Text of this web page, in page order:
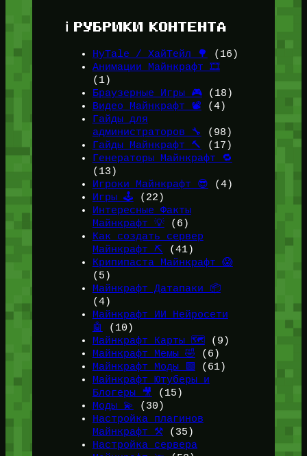
ℹ️ РУБРИКИ КОНТЕНТА
HyTale / ХайТейл 🌳
(16)
Анимации Майнкрафт 🎞️
(1)
Браузерные Игры 🎮(18)
Видео Майнкрафт 📽️ (4)
Гайды для
администраторов 🔧
(98)
Гайды Майнкрафт 🔨
(17)
Генераторы Майнкрафт 🔁
(13)
Игроки Майнкрафт 😎 (4)
Игры 🕹️ (22)
Интересные Факты
Майнкрафт 💡(6)
Как создать сервер
Майнкрафт ⛏️ (41)
Крипипаста Майнкрафт 😱
(5)
Майнкрафт Датапаки 📦
(4)
Майнкрафт ИИ Нейросети
🤖
(10)
Майнкрафт Карты 🗺️ (9)
Майнкрафт Мемы 🤣 (6)
Майнкрафт Моды 🟩
(61)
Майнкрафт Ютуберы и
Блогеры 🎥
(15)
Моды 💫
(30)
Настройка плагинов
Майнкрафт ⚒️(35)
Настройка сервера